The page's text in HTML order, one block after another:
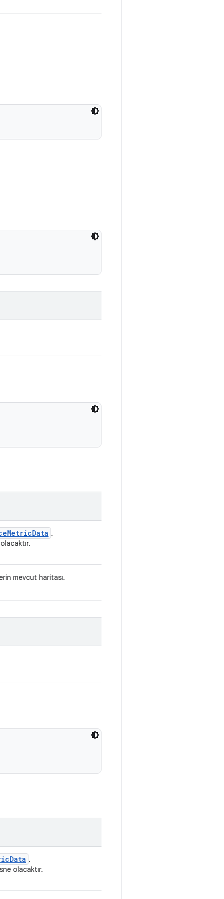
MetricData .
mevcut haritası.
Data .
olacaktır.